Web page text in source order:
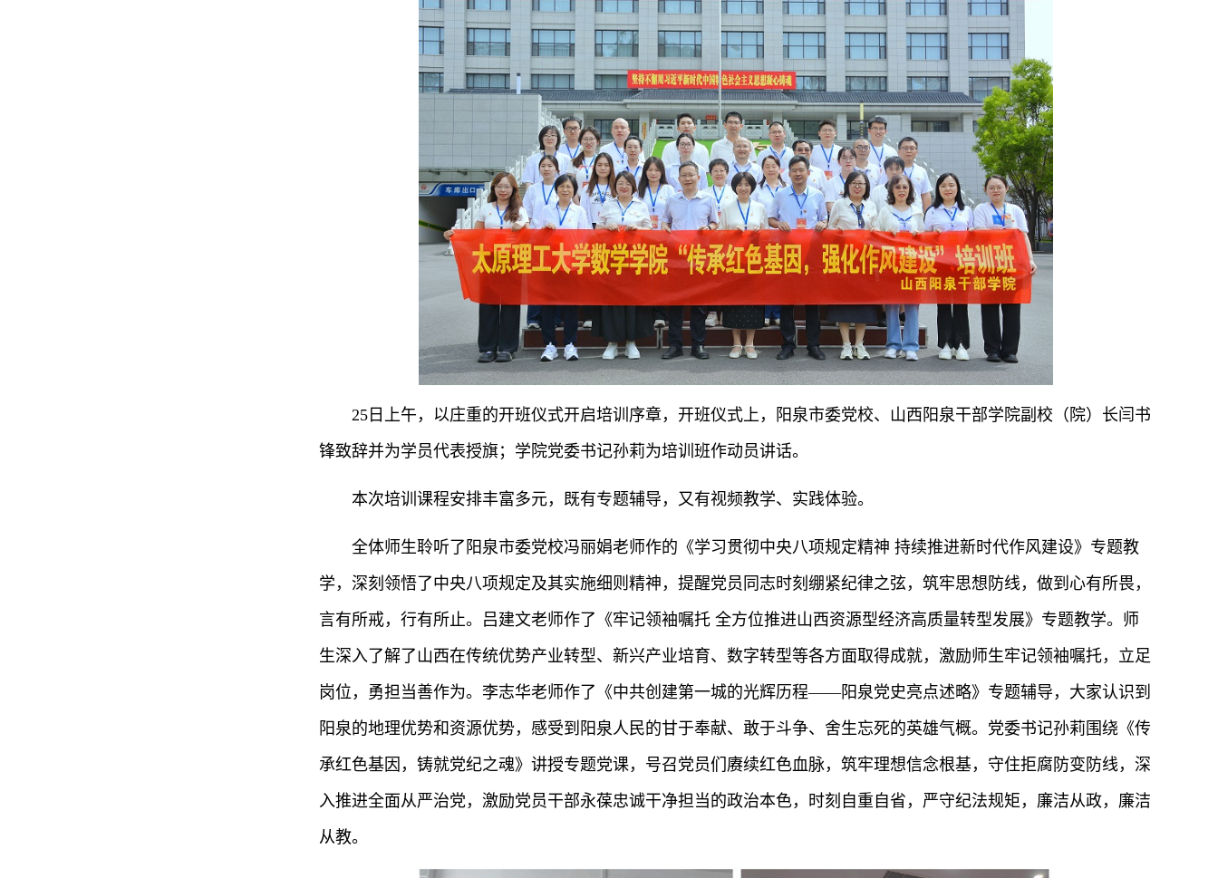
25日上午，以庄重的开班仪式开启培训序章，开班仪式上，阳泉市委党校、山西阳泉干部学院副校（院）长闫书
锋致辞并为学员代表授旗；学院党委书记孙莉为培训班作动员讲话。
本次培训课程安排丰富多元，既有专题辅导，又有视频教学、实践体验。
全体师生聆听了阳泉市委党校冯丽娟老师作的《学习贯彻中央八项规定精神 持续推进新时代作风建设》专题教
学，深刻领悟了中央八项规定及其实施细则精神，提醒党员同志时刻绷紧纪律之弦，筑牢思想防线，做到心有所畏，
言有所戒，行有所止。吕建文老师作了《牢记领袖嘱托 全方位推进山西资源型经济高质量转型发展》专题教学。师
生深入了解了山西在传统优势产业转型、新兴产业培育、数字转型等各方面取得成就，激励师生牢记领袖嘱托，立足
岗位，勇担当善作为。李志华老师作了《中共创建第一城的光辉历程——阳泉党史亮点述略》专题辅导，大家认识到
阳泉的地理优势和资源优势，感受到阳泉人民的甘于奉献、敢于斗争、舍生忘死的英雄气概。党委书记孙莉围绕《传
承红色基因，铸就党纪之魂》讲授专题党课，号召党员们赓续红色血脉，筑牢理想信念根基，守住拒腐防变防线，深
入推进全面从严治党，激励党员干部永葆忠诚干净担当的政治本色，时刻自重自省，严守纪法规矩，廉洁从政，廉洁
从教。